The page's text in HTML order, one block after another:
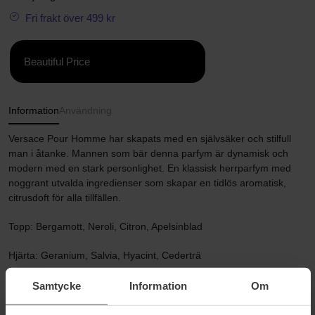
Samtycke Information Om
Fri frakt över 499 kr
Beautiful Price
InformationAnvändning
Versace Pour Homme har skapats med en självsäker och stilfull
man i åtanke. Mannen som bär denna parfym är dynamisk och
modern med en stark personlighet. En klassisk herrparfym med
noggrant utvalda ingredienser som skapar en tidlös aromatisk,
citrusdoft för alla tillfällen.
Topp: Bergamott, Neroli, Citron, Apelsinblad
Hjärta: Geranium, Salvia, Hyacint, Cederträ
Bas: Amber, Oud, Mysk, Tonkabön